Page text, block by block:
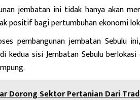
jembatan ini tidak hanya akan
positif bagi pertumbuhan ekonomi
pembangunan jembatan Sebulu
kedua sisi Jembatan Sebulu
Dorong Sektor Pertanian Dari